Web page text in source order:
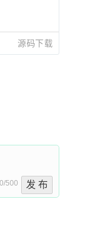
源码下载
0/500 发 布